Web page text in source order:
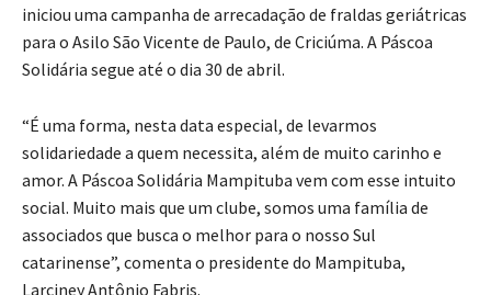
iniciou uma campanha de arrecadação de fraldas geriátricas
para o Asilo São Vicente de Paulo, de Criciúma. A Páscoa
Solidária segue até o dia 30 de abril.
“É uma forma, nesta data especial, de levarmos
solidariedade a quem necessita, além de muito carinho e
amor. A Páscoa Solidária Mampituba vem com esse intuito
social. Muito mais que um clube, somos uma família de
associados que busca o melhor para o nosso Sul
catarinense”, comenta o presidente do Mampituba,
Larciney Antônio Fabris.